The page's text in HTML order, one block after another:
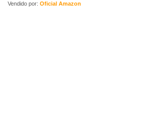
Vendido por: Oficial Amazon